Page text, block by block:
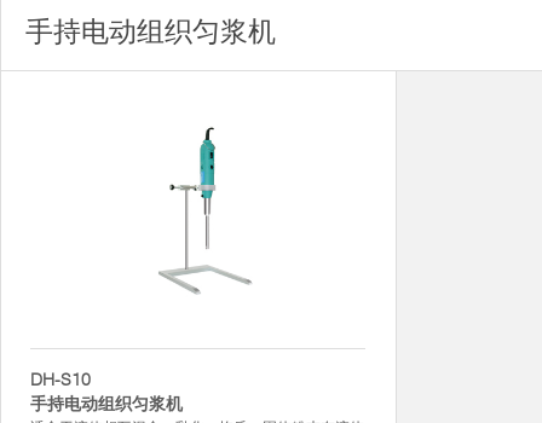
手持电动组织匀浆机
DH-S10
手持电动组织匀浆机